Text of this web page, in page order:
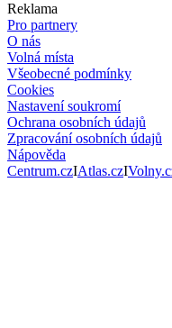
Reklama
Pro partnery
O nás
Volná místa
Všeobecné podmínky
Cookies
Nastavení soukromí
Ochrana osobních údajů
Zpracování osobních údajů
Nápověda
Centrum.czIAtlas.czI